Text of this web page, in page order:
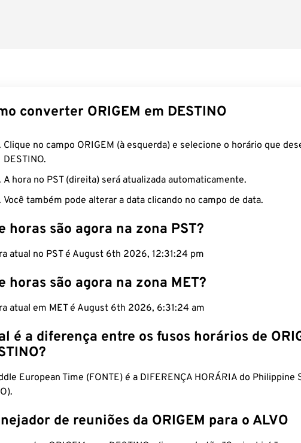
converter ORIGEM em DESTINO
Clique no campo ORIGEM (à esquerda) e selecione o horário que
DESTINO.
A hora no PST (direita) será atualizada automaticamente.
Você também pode alterar a data clicando no campo de data.
horas são agora na zona PST?
atual no PST é August 6th 2026, 12:31:25 pm
horas são agora na zona MET?
atual em MET é August 6th 2026, 6:31:25 am
é a diferença entre os fusos horários de
European Time (FONTE) é a DIFERENÇA HORÁRIA do Philippine
de reuniões da ORIGEM para o ALVO